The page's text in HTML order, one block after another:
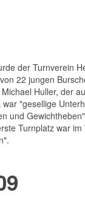
der Turnverein
22 jungen
Huller, der
"gesellige
und
Turnplatz war